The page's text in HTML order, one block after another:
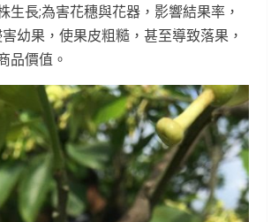
生長;為害花穗與花器，影響結果率，
幼果，使果皮粗糙，甚至導致落果，
品價值。